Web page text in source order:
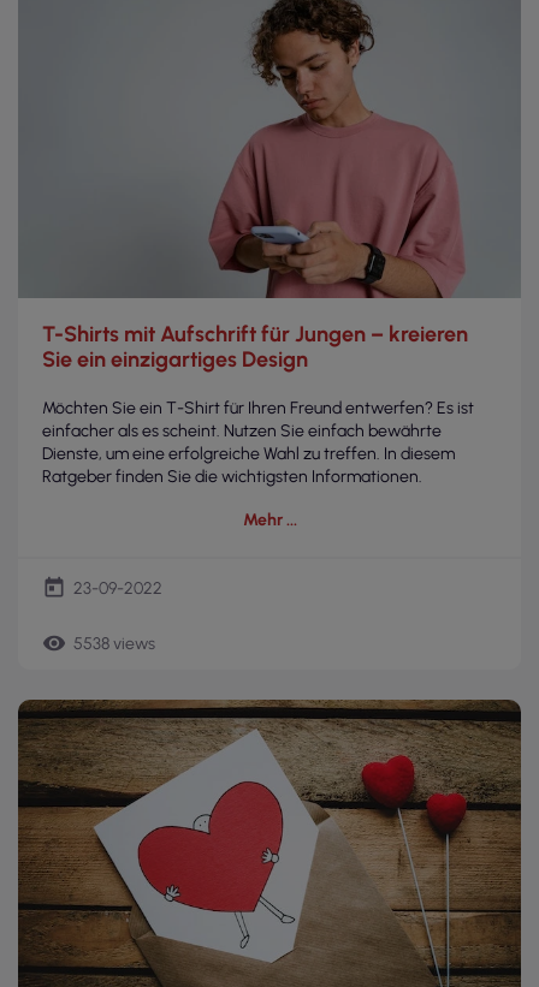
T-Shirts mit Aufschrift für Jungen – kreieren
Sie ein einzigartiges Design
Möchten Sie ein T-Shirt für Ihren Freund entwerfen? Es ist
einfacher als es scheint. Nutzen Sie einfach bewährte
Dienste, um eine erfolgreiche Wahl zu treffen. In diesem
Ratgeber finden Sie die wichtigsten Informationen.
Mehr
today 23-09-2022
remove_red_eye 5538 views